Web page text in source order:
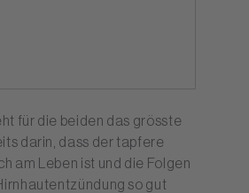
für die beiden das grösste
darin, dass der tapfere
am Leben ist und die Folgen
so gut